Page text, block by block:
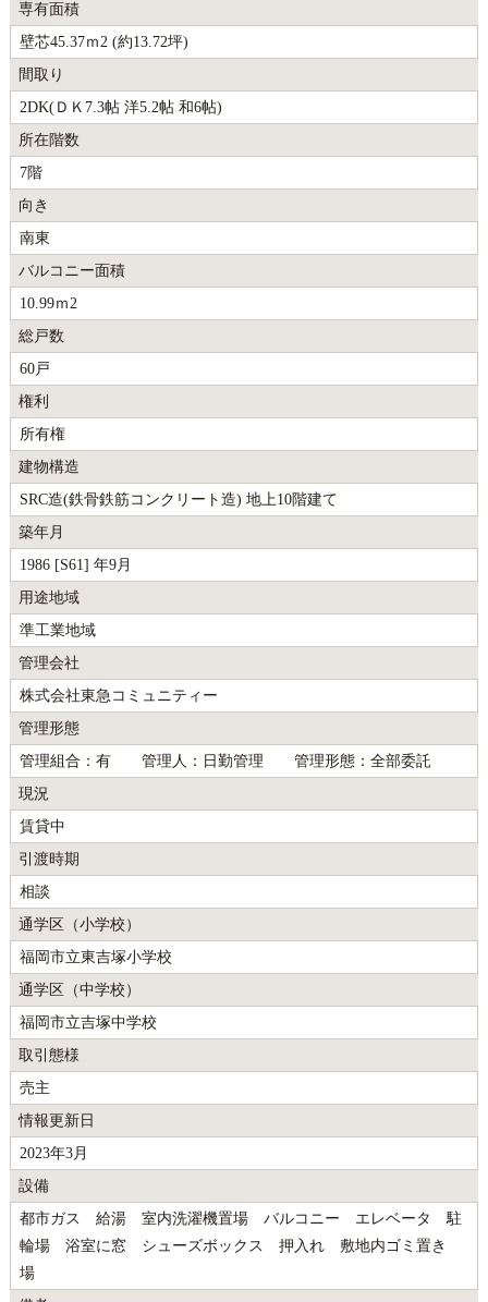
専有面積
壁芯45.37ｍ2 (約13.72坪)
間取り
2DK(ＤＫ7.3帖 洋5.2帖 和6帖)
所在階数
7階
向き
南東
バルコニー面積
10.99ｍ2
総戸数
60戸
権利
所有権
建物構造
SRC造(鉄骨鉄筋コンクリート造) 地上10階建て
築年月
1986 [S61] 年9月
用途地域
準工業地域
管理会社
株式会社東急コミュニティー
管理形態
管理組合：有 管理人：日勤管理 管理形態：全部委託
現況
賃貸中
引渡時期
相談
通学区（小学校）
福岡市立東吉塚小学校
通学区（中学校）
福岡市立吉塚中学校
取引態様
売主
情報更新日
2023年3月
設備
都市ガス 給湯 室内洗濯機置場 バルコニー エレベータ 駐
輪場 浴室に窓 シューズボックス 押入れ 敷地内ゴミ置き
場